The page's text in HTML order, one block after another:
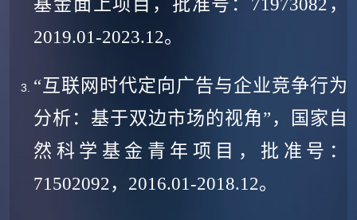
2019.01-2023.12。
“互联网时代定向广告与企业竞争行为
分析：基于双边市场的视角” ，
国家自
然科学基金青年项目 ，批准号：
71502092， 2016.01-2018.12。